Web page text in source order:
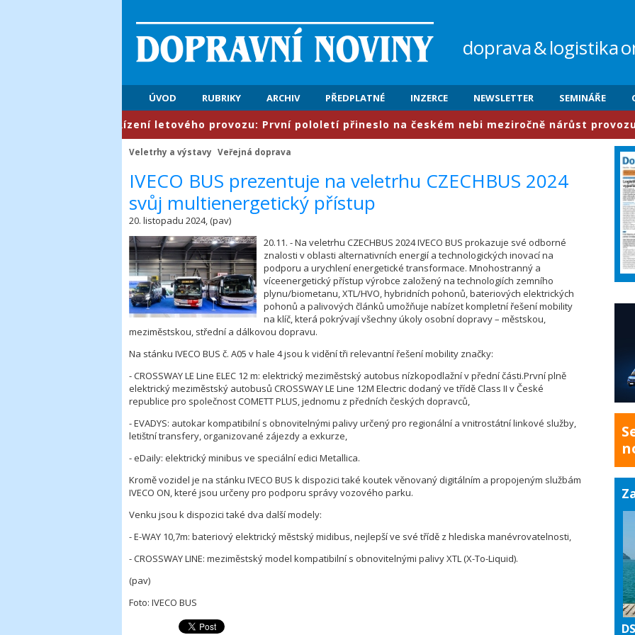
doprava&logistika
ÚVOD RUBRIKY ARCHIV PŘEDPLATNÉ INZERCE NEWSLETTER SEMINÁŘE
​Řízení letového provozu: První pololetí přineslo na českém nebi meziročně nárůst provozu o 6,3
Veletrhy a výstavy Veřejná doprava
IVECO BUS prezentuje na veletrhu CZECHBUS 2024
svůj multienergetický přístup
20. listopadu 2024, (pav)
20.11. - Na veletrhu CZECHBUS 2024 IVECO BUS prokazuje své odborné
znalosti v oblasti alternativních energií a technologických inovací na
podporu a urychlení energetické transformace. Mnohostranný a
víceenergetický přístup výrobce založený na technologiích zemního
plynu/biometanu, XTL/HVO, hybridních pohonů, bateriových elektrických
pohonů a palivových článků umožňuje nabízet kompletní řešení mobility
na klíč, která pokrývají všechny úkoly osobní dopravy – městskou,
meziměstskou, střední a dálkovou dopravu.
Na stánku IVECO BUS č. A05 v hale 4 jsou k vidění tři relevantní řešení mobility značky:
- CROSSWAY LE Line ELEC 12 m: elektrický meziměstský autobus nízkopodlažní v přední části.První plně
elektrický meziměstský autobusů CROSSWAY LE Line 12M Electric dodaný ve třídě Class II v České
republice pro společnost COMETT PLUS, jednomu z předních českých dopravců,
- EVADYS: autokar kompatibilní s obnovitelnými palivy určený pro regionální a vnitrostátní linkové služby,
letištní transfery, organizované zájezdy a exkurze,
- eDaily: elektrický minibus ve speciální edici Metallica.
Kromě vozidel je na stánku IVECO BUS k dispozici také koutek věnovaný digitálním a propojeným službám
IVECO ON, které jsou určeny pro podporu správy vozového parku.
Venku jsou k dispozici také dva další modely:
- E-WAY 10,7m: bateriový elektrický městský midibus, nejlepší ve své třídě z hlediska manévrovatelnosti,
- CROSSWAY LINE: meziměstský model kompatibilní s obnovitelnými palivy XTL (X-To-Liquid).
(pav)
Foto: IVECO BUS